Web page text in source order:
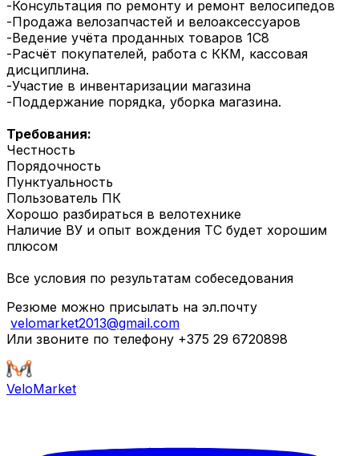
-Консультация по ремонту и ремонт велосипедов
-Продажа велозапчастей и велоаксессуаров
-Ведение учёта проданных товаров 1С8
-Расчёт покупателей, работа с ККМ, кассовая
дисциплина.
-Участие в инвентаризации магазина
-Поддержание порядка, уборка магазина.
Требования:
Честность
Порядочность
Пунктуальность
Пользователь ПК
Хорошо разбираться в велотехнике
Наличие ВУ и опыт вождения ТС будет хорошим
плюсом
Все условия по результатам собеседования
Резюме можно присылать на эл.почту
velomarket2013@gmail.com
Или звоните по телефону +375 29 6720898
VeloMarket